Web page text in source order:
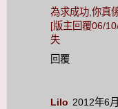
為求成功,你真
[版主回覆06/
失
回覆
Lilo 2012年6